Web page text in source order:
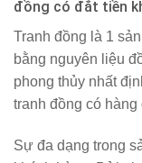
đồng có đắt tiền
Tranh đồng là 1
bằng nguyên liệu
phong thủy nhất
tranh đồng có
Sự đa dạng trong